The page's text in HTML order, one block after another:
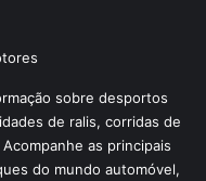
sobre desportos
de ralis, corridas de
as principais
do mundo automóvel,